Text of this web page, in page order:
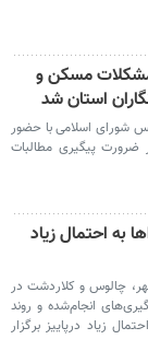
مشکلات مسکن و
استان شد
شورای اسلامی با حضور
ضرورت پیگیری مطالبات
به احتمال زیاد
چالوس و کلاردشت در
انجام‌شده و روند
زیاد درپاییز برگزار